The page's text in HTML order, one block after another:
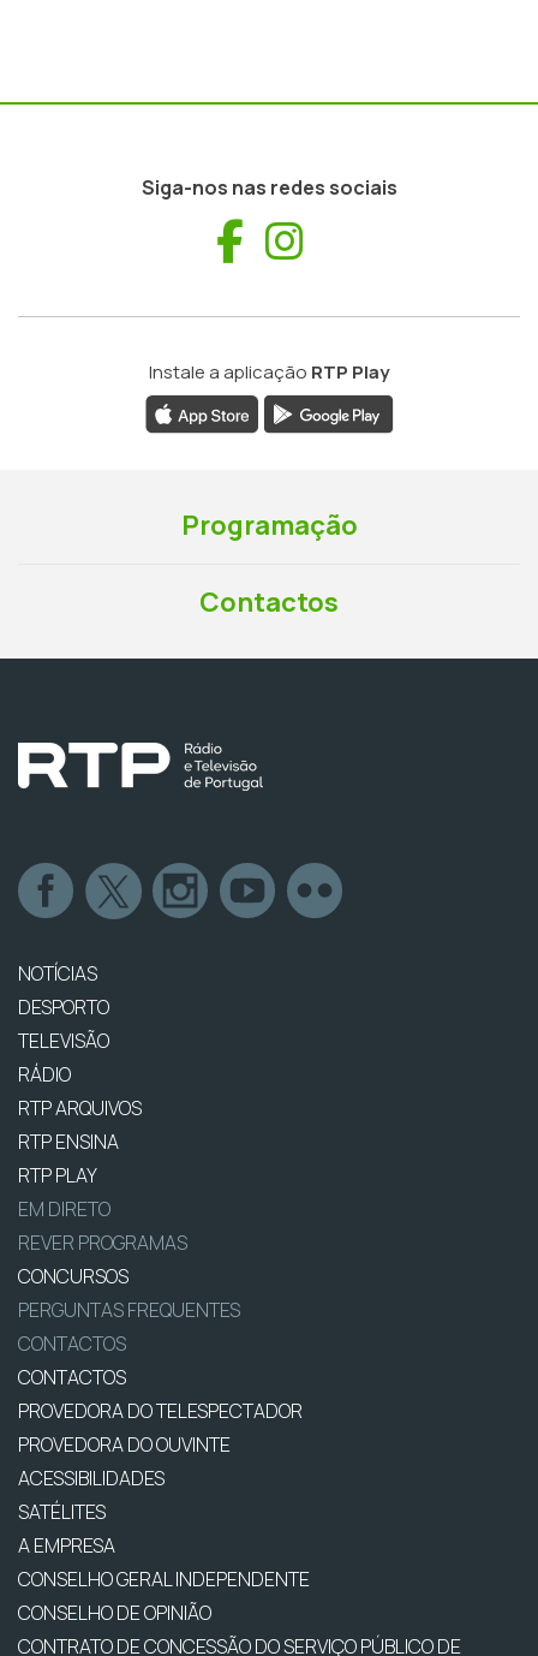
Siga-nos nas redes sociais
Facebook
Instale a aplicação RTP Play
Programação
Contactos
NOTÍCIAS
DESPORTO
TELEVISÃO
RÁDIO
RTP ARQUIVOS
RTP ENSINA
RTP PLAY
EM DIRETO
REVER PROGRAMAS
CONCURSOS
PERGUNTAS FREQUENTES
CONTACTOS
CONTACTOS
PROVEDORA DO TELESPECTADOR
PROVEDORA DO OUVINTE
ACESSIBILIDADES
SATÉLITES
A EMPRESA
CONSELHO GERAL INDEPENDENTE
CONSELHO DE OPINIÃO
CONTRATO DE CONCESSÃO DO SERVIÇO PÚBLICO DE